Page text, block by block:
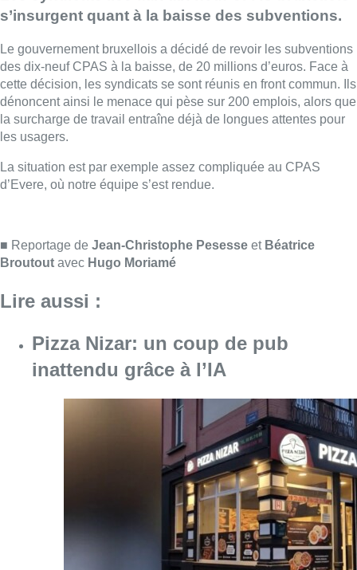
BroutoutavecHugo Moriamé
Lire aussi :
Pizza Nizar: un coup de pub
Consulter l'article "Pizza Nizar: un coup de
Foire du Midi: les visiteurs au
rendez-vous grâce à la météo